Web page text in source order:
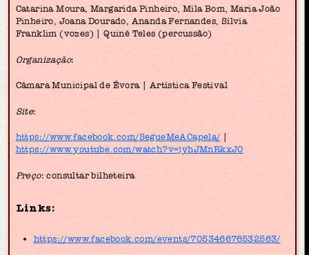
Catarina Moura, Margarida Pinheiro, Mila Bom, Maria João
Pinheiro, Joana Dourado, Ananda Fernandes, Sílvia
Franklim (vozes) | Quiné Teles (percussão)
Organização:
Câmara Municipal de Évora | Artística Festival
Site:
https://www.facebook.com/SegueMeACapela/
https://www.youtube.com/watch?v=jyhJMnRkxJ0​
Preço: consultar bilheteira
Links:
https://www.facebook.com/events/705346676532563/